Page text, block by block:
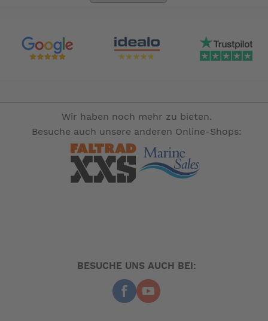
Wir haben noch mehr zu bieten.
Besuche auch unsere anderen Online-Shops:
BESUCHE UNS AUCH BEI: